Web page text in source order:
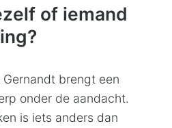
of iemand
brengt een
onder de aandacht.
is iets anders dan